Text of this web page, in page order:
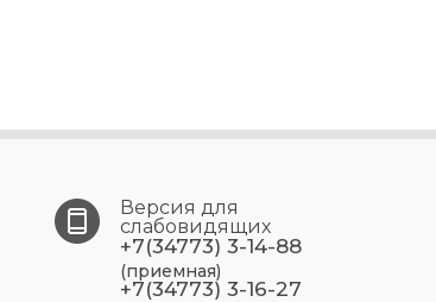
Версия для
слабовидящих
+7(34773) 3-14-88
(приемная)
+7(34773) 3-16-27